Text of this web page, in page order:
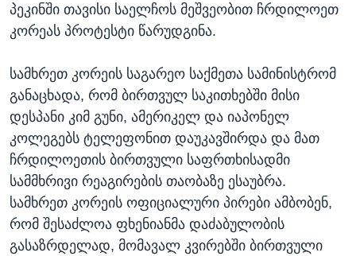
პეკინში თავისი საელჩოს მეშვეობით ჩრდილოეთ
კორეას პროტესტი წარუდგინა.
სამხრეთ კორეის საგარეო საქმეთა სამინისტრომ
განაცხადა, რომ ბირთვულ საკითხებში მისი
დესპანი კიმ გუნი, ამერიკელ და იაპონელ
კოლეგებს ტელეფონით დაუკავშირდა და მათ
ჩრდილოეთის ბირთვული საფრთხისადმი
სამმხრივი რეაგირების თაობაზე ესაუბრა.
სამხრეთ კორეის ოფიციალური პირები ამბობენ,
რომ შესაძლოა ფხენიანმა დაძაბულობის
გასაზრდელად, მომავალ კვირებში ბირთვული